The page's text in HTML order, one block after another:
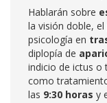
Hablarán sobre
la visión doble,
psicología en
diplopía de
indicio de ictus o
como
las 9:30 horas y